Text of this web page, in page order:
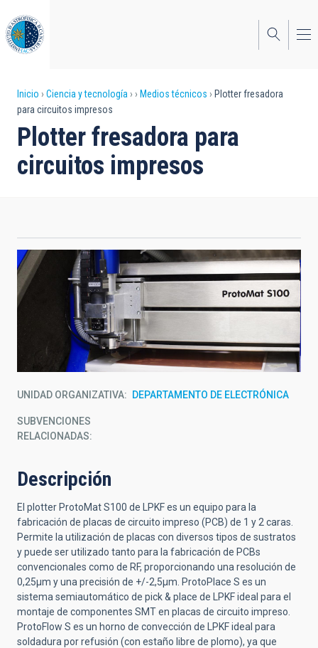
al
contenido
principal
Sobrescribir
enlaces
de
ayuda
navegación
Inicio Ciencia y tecnología Medios técnicos
Plotter fresadora
para circuitos impresos
Plotter fresadora para
circuitos impresos
UNIDAD ORGANIZATIVA DEPARTAMENTO DE ELECTRÓNICA
SUBVENCIONES
RELACIONADAS:
Descripción
El plotter ProtoMat S100 de LPKF es un equipo para la
fabricación de placas de circuito impreso (PCB) de 1 y 2 caras.
Permite la utilización de placas con diversos tipos de sustratos
y puede ser utilizado tanto para la fabricación de PCBs
convencionales como de RF, proporcionando una resolución de
0,25µm y una precisión de +/-2,5µm. ProtoPlace S es un
sistema semiautomático de pick & place de LPKF ideal para el
montaje de componentes SMT en placas de circuito impreso.
ProtoFlow S es un horno de convección de LPKF ideal para
soldadura por refusión (con estaño libre de plomo), ya que